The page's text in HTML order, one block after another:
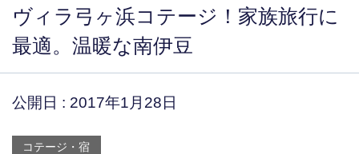
ヴィラ弓ヶ浜コテージ！家族旅行に
最適。温暖な南伊豆
公開日 : 2017年1月28日
コテージ・宿